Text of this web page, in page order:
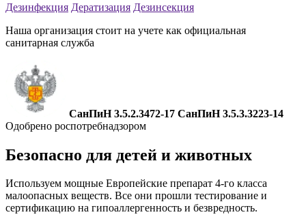
Дезинфекция Дератизация Дезинсекция
Наша организация стоит на учете как официальная
санитарная служба
СанПиН 3.5.2.3472-17 СанПиН 3.5.3.3223-14
Одобрено роспотребнадзором
Безопасно для детей и животных
Используем мощные Европейские препарат 4-го класса
малоопасных веществ. Все они прошли тестирование и
сертификацию на гипоаллергенность и безвредность.